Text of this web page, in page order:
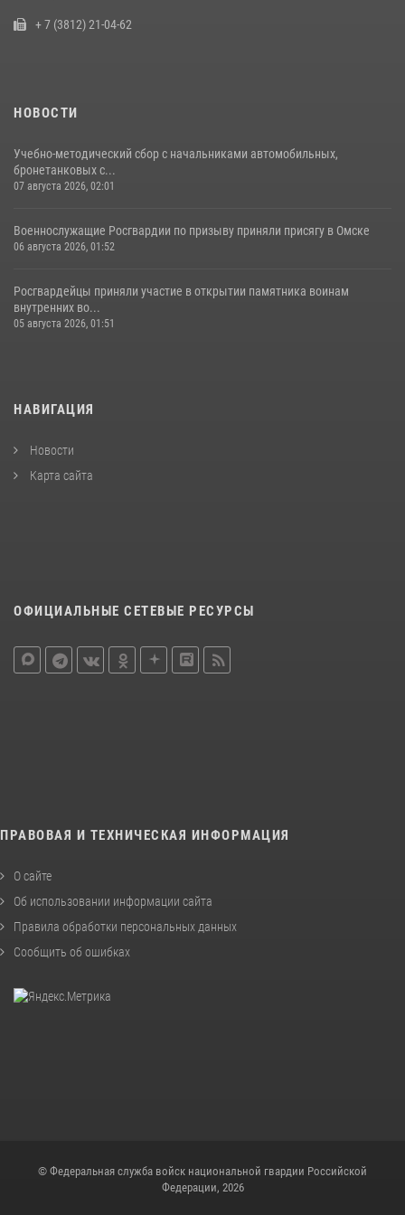
+ 7 (3812) 21-04-62
НОВОСТИ
Учебно-методический сбор с начальниками автомобильных,
бронетанковых с...
07 августа 2026, 02:01
Военнослужащие Росгвардии по призыву приняли присягу в Омске
06 августа 2026, 01:52
Росгвардейцы приняли участие в открытии памятника воинам
внутренних во...
05 августа 2026, 01:51
НАВИГАЦИЯ
Новости
Карта сайта
ОФИЦИАЛЬНЫЕ СЕТЕВЫЕ РЕСУРСЫ
ПРАВОВАЯ И ТЕХНИЧЕСКАЯ ИНФОРМАЦИЯ
О сайте
Об использовании информации сайта
Правила обработки персональных данных
Сообщить об ошибках
© Федеральная служба войск национальной гвардии Российской
Федерации, 2026